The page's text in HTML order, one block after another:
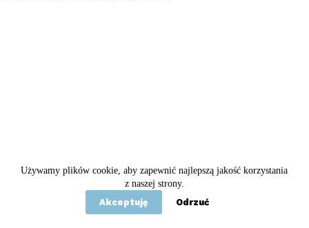
Używamy plików cookie, aby zapewnić najlepszą jakość korzystania
z naszej strony.
Akceptuję
Odrzuć
Copyright © 2020 - 2026 Betel